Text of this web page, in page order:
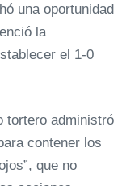
una oportunidad
la
el 1-0
tortero administró
contener los
que no